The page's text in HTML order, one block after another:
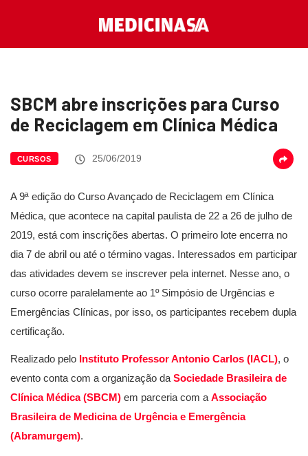
SBCM abre inscrições para Curso
de Reciclagem em Clínica Médica
CURSOS 25/06/2019
A 9ª edição do Curso Avançado de Reciclagem em Clínica
Médica, que acontece na capital paulista de 22 a 26 de julho de
2019, está com inscrições abertas. O primeiro lote encerra no
dia 7 de abril ou até o término vagas. Interessados em participar
das atividades devem se inscrever pela internet. Nesse ano, o
curso ocorre paralelamente ao 1º Simpósio de Urgências e
Emergências Clínicas, por isso, os participantes recebem dupla
certificação.
Realizado pelo Instituto Professor Antonio Carlos (IACL), o
evento conta com a organização da Sociedade Brasileira de
Clínica Médica (SBCM) em parceria com a Associação
Brasileira de Medicina de Urgência e Emergência
(Abramurgem).